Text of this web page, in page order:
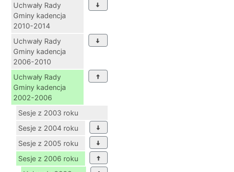
Uchwały Rady
Gminy kadencja
2010-2014
Uchwały Rady
Gminy kadencja
2006-2010
Uchwały Rady
Gminy kadencja
2002-2006
Sesje z 2003 roku
Sesje z 2004 roku
Sesje z 2005 roku
Sesje z 2006 roku